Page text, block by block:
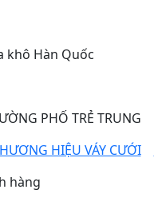
khô Hàn Quốc
PHỐ TRẺ TRUNG
HIỆU VÁY CƯỚI
hàng